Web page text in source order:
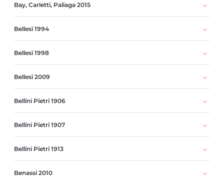
Bay, Carletti, Paliaga 2015
Bellesi 1994
Bellesi 1998
Bellesi 2009
Bellini Pietri 1906
Bellini Pietri 1907
Bellini Pietri 1913
Benassi 2010